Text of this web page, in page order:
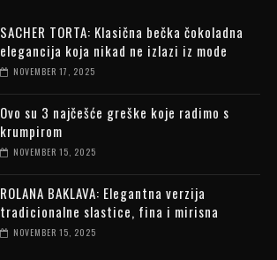
SACHER TORTA: Klasična bečka čokoladna
elegancija koja nikad ne izlazi iz mode
NOVEMBER 17, 2025
Ovo su 3 najčešće greške koje radimo s
krumpirom
NOVEMBER 15, 2025
ROLANA BAKLAVA: Elegantna verzija
tradicionalne slastice, fina i mirisna
NOVEMBER 15, 2025